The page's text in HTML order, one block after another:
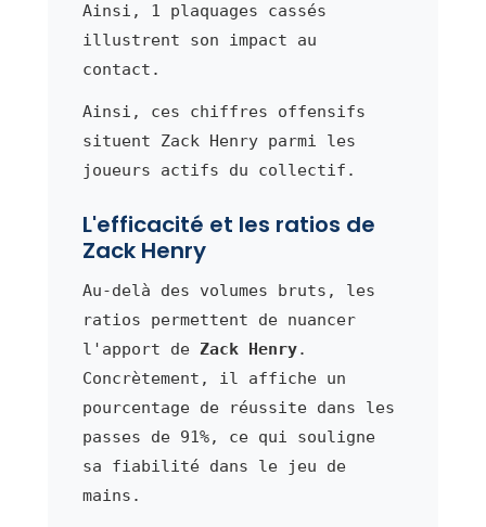
Ainsi, 1 plaquages cassés
illustrent son impact au
contact.
Ainsi, ces chiffres offensifs
situent Zack Henry parmi les
joueurs actifs du collectif.
L'efficacité et les ratios de
Zack Henry
Au-delà des volumes bruts, les
ratios permettent de nuancer
l'apport de Zack Henry.
Concrètement, il affiche un
pourcentage de réussite dans les
passes de 91%, ce qui souligne
sa fiabilité dans le jeu de
mains.